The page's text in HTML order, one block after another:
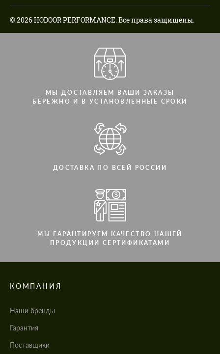
© 2026 HODOOR PERFORMANCE. Все права защищены.
МЫ ДОСТАВЛЯЕМ ВАШИ ЗАКАЗЫ
БЕРЕЖНО И В УСТАНОВЛЕННЫЕ СРОКИ
ДОСТАВКА ПО ВСЕЙ РОССИИ
МЫ ГАРАНТИРУЕМ КАЧЕСТВО НАШЕЙ
ПРОДУКЦИИ СЕРТИФИКАТАМИ
КОМПАНИЯ
Наши бренды
Гарантия
Поставщики